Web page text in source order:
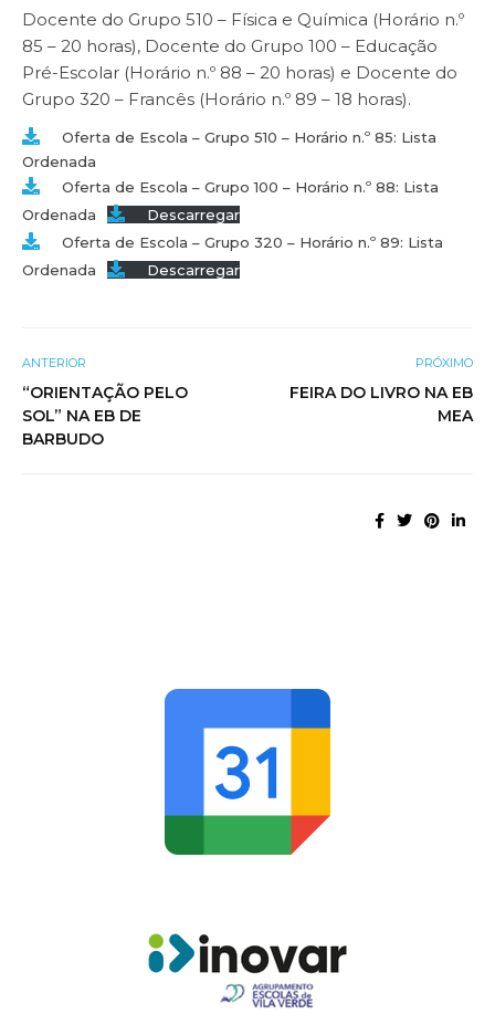
Docente do Grupo 510 – Física e Química (Horário n.º
85 – 20 horas), Docente do Grupo 100 – Educação
Pré-Escolar (Horário n.º 88 – 20 horas) e Docente do
Grupo 320 – Francês (Horário n.º 89 – 18 horas).
Oferta de Escola – Grupo 510 – Horário n.º 85: Lista
Ordenada
Oferta de Escola – Grupo 100 – Horário n.º 88: Lista
Ordenada
Descarregar
Oferta de Escola – Grupo 320 – Horário n.º 89: Lista
Ordenada
Descarregar
ANTERIOR
“ORIENTAÇÃO PELO
SOL” NA EB DE
BARBUDO
PRÓXIMO
FEIRA DO LIVRO NA EB
MEA